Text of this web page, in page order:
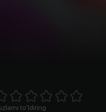
6 Stars7 Stars8 Stars
to'ldiring